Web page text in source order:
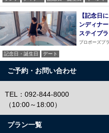
【記念日
ンディナ
ステイプ
プロポーズプ
記念日・誕生日 デート
ご予約・お問い合わせ
TEL：092-844-8000
（10:00～18:00）
プラン一覧